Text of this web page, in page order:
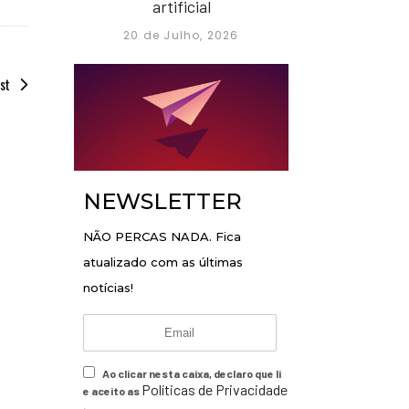
artificial
20 de Julho, 2026
NEWSLETTER
NÃO PERCAS NADA. Fica
atualizado com as últimas
notícias!
Ao clicar nesta caixa, declaro que li
e aceito as Políticas de Privacidade
.